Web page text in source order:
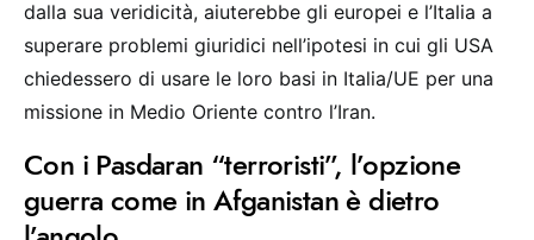
dalla sua veridicità, aiuterebbe gli europei e l’Italia a
superare problemi giuridici nell’ipotesi in cui gli USA
chiedessero di usare le loro basi in Italia/UE per una
missione in Medio Oriente contro l’Iran.
Con i Pasdaran “terroristi”, l’opzione
guerra come in Afganistan è dietro